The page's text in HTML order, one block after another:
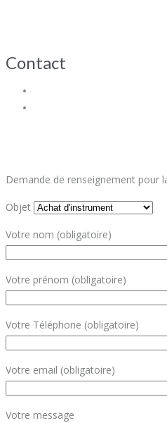
Contact
Demande de renseignement pour
Objet
Votre nom (obligatoire)
Votre prénom (obligatoire)
Votre Téléphone (obligatoire)
Votre email (obligatoire)
Votre message